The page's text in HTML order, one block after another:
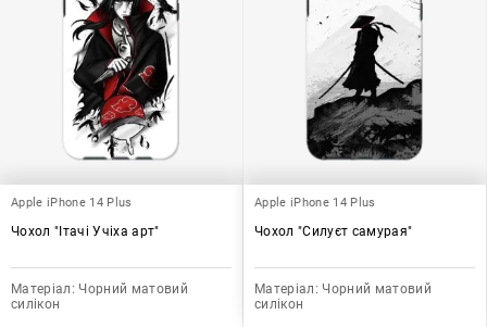
Apple iPhone 14 Plus
Чохол "Ітачі Учіха арт"
Матеріал: Чорний матовий
силікон
Apple iPhone 14 Plus
Чохол "Силуєт самурая"
Матеріал: Чорний матовий
силікон